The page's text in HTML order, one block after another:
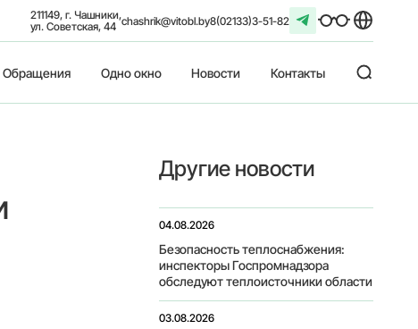
211149, г. Чашники,
ул. Советская, 44 chashrik@vitobl.by8(02133)3-51-82
Обращения Одно окно Новости Контакты
Другие новости
04.08.2026
Безопасность теплоснабжения:
инспекторы Госпромнадзора
обследуют теплоисточники области
03.08.2026